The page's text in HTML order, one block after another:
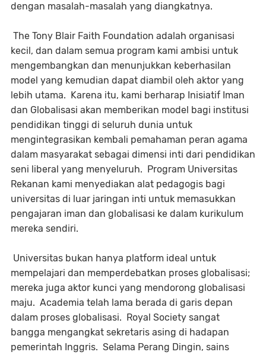
dengan masalah-masalah yang diangkatnya.
The Tony Blair Faith Foundation adalah organisasi
kecil, dan dalam semua program kami ambisi untuk
mengembangkan dan menunjukkan keberhasilan
model yang kemudian dapat diambil oleh aktor yang
lebih utama. Karena itu, kami berharap Inisiatif Iman
dan Globalisasi akan memberikan model bagi institusi
pendidikan tinggi di seluruh dunia untuk
mengintegrasikan kembali pemahaman peran agama
dalam masyarakat sebagai dimensi inti dari pendidikan
seni liberal yang menyeluruh. Program Universitas
Rekanan kami menyediakan alat pedagogis bagi
universitas di luar jaringan inti untuk memasukkan
pengajaran iman dan globalisasi ke dalam kurikulum
mereka sendiri.
Universitas bukan hanya platform ideal untuk
mempelajari dan memperdebatkan proses globalisasi;
mereka juga aktor kunci yang mendorong globalisasi
maju. Academia telah lama berada di garis depan
dalam proses globalisasi. Royal Society sangat
bangga mengangkat sekretaris asing di hadapan
pemerintah Inggris. Selama Perang Dingin, sains